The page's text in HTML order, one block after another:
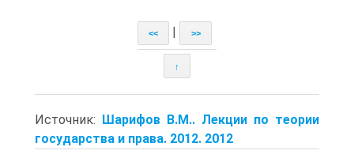
<< >>
↑
Источник: Шарифов В.М.. Лекции по теории
государства и права. 2012. 2012